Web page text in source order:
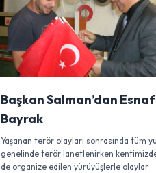
Başkan Salman’dan
Bayrak
Yaşanan terör olayları sonrasında tüm
genelinde terör lanetlenirken
de organize edilen yürüyüşlerle olaylar